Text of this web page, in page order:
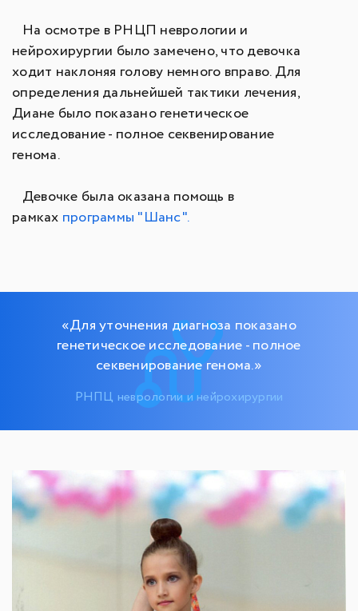
На осмотре в РНЦП неврологии и
нейрохирургии было замечено, что девочка
ходит наклоняя голову немного вправо. Для
определения дальнейшей тактики лечения,
Диане было показано генетическое
исследование - полное секвенирование
генома.
Девочке была оказана помощь в
рамках программы "Шанс".
«Для уточнения диагноза показано
генетическое исследование - полное
секвенирование генома.»
РНПЦ неврологии и нейрохирургии